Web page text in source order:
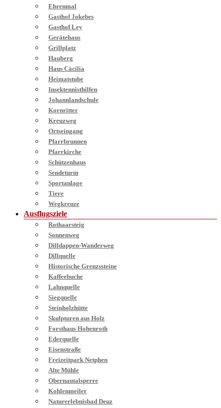
Ehrenmal
Gasthof Jokebes
Gasthof Ley
Gerätehaus
Grillplatz
Hauberg
Haus Cäcilia
Heimatstube
Insektennisthilfen
Johannlandschule
Kornritter
Kreuzweg
Ortseingang
Pfarrbrunnen
Pfarrkirche
Schützenhaus
Sendeturm
Sportanlage
Tiere
Wegkreuze
Ausflugsziele
Rothaarsteig
Sonnenweg
Dilldappen-Wanderweg
Dillquelle
Historische Grenzssteine
Kaffeebuche
Lahnquelle
Siegquelle
Steinholzhütte
Skulpturen aus Holz
Forsthaus Hohenroth
Ederquelle
Eisenstraße
Freizeitpark Netphen
Alte Mühle
Obernautalsperre
Kohlenmeiler
Naturerlebnisbad Deuz